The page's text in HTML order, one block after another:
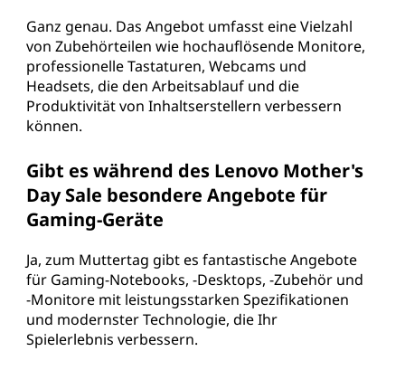
Ganz genau. Das Angebot umfasst eine Vielzahl
von Zubehörteilen wie hochauflösende Monitore,
professionelle Tastaturen, Webcams und
Headsets, die den Arbeitsablauf und die
Produktivität von Inhaltserstellern verbessern
können.
Gibt es während des Lenovo Mother's
Day Sale besondere Angebote für
Gaming-Geräte
Ja, zum Muttertag gibt es fantastische Angebote
für Gaming-Notebooks, -Desktops, -Zubehör und
-Monitore mit leistungsstarken Spezifikationen
und modernster Technologie, die Ihr
Spielerlebnis verbessern.